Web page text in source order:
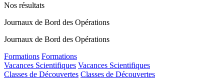
Nos résultats
Journaux de Bord des Opérations
Journaux de Bord des Opérations
Formations Formations
Vacances Scientifiques Vacances Scientifiques
Classes de Découvertes Classes de Découvertes